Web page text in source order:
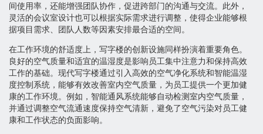
间使用率，还能增强团队协作，促进跨部门的沟通与交流。此外，
灵活的会议室设计也可以根据实际需求进行调整，使得企业能够根
据项目需求、团队人数等因素安排最合适的空间。
在工作环境的舒适度上，写字楼的创新设施同样扮演着重要角色。
良好的空气质量和适宜的温湿度是影响员工集中注意力和保持高效
工作的基础。现代写字楼通过引入高效的空气净化系统和智能温湿
度控制系统，能够有效改善室内空气质量，为员工提供一个更加健
康的工作环境。例如，智能通风系统能够自动检测室内空气质量，
并通过调整空气流通速度保持空气清新，避免了空气污染对员工健
康和工作状态的负面影响。